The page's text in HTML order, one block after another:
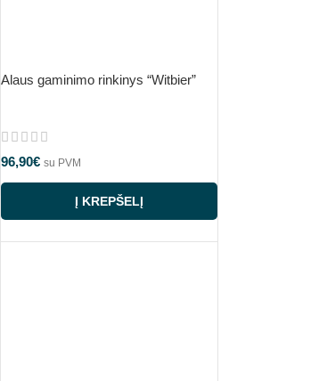
Alaus gaminimo rinkinys “Witbier”
96,90€ su PVM
Į KREPŠELĮ